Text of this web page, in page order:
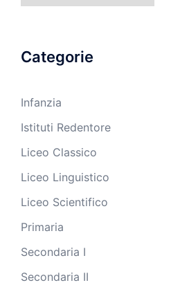
Categorie
Infanzia
Istituti Redentore
Liceo Classico
Liceo Linguistico
Liceo Scientifico
Primaria
Secondaria I
Secondaria II